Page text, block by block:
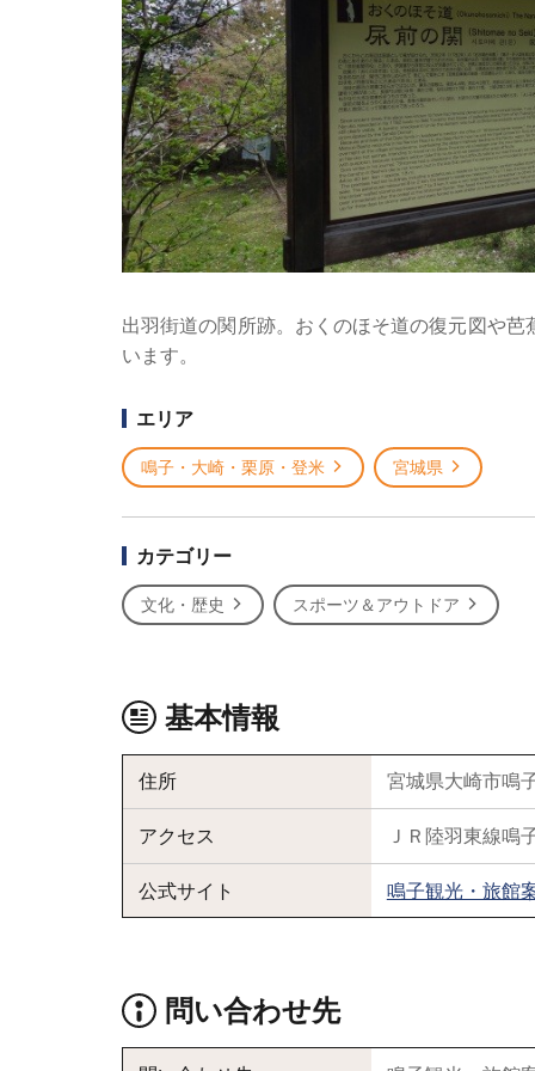
出羽街道の関所跡。おくのほそ道の復元図や
います。
エリア
鳴子・大崎・栗原・登米 宮城県
カテゴリー
文化・歴史 スポーツ＆アウトドア
基本情報
住所 宮城県大崎市鳴
アクセス ＪＲ陸羽東線
公式サイト 鳴子観光・旅館
問い合わせ先